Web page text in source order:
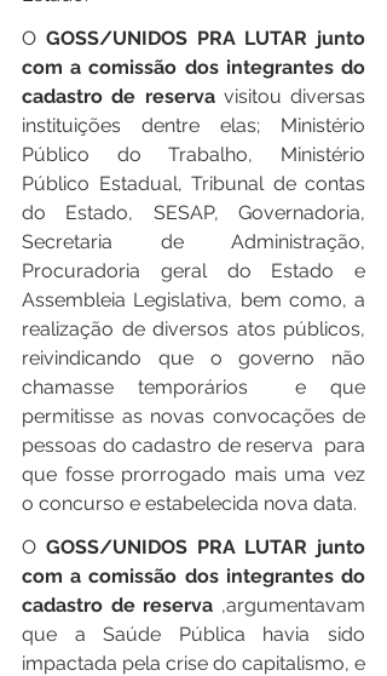
O GOSS/UNIDOS PRA LUTAR junto
com a comissão dos integrantes do
cadastro de reserva visitou diversas
instituições dentre elas; Ministério
Público do Trabalho, Ministério
Público Estadual, Tribunal de contas
do Estado, SESAP, Governadoria,
Secretaria de Administração,
Procuradoria geral do Estado e
Assembleia Legislativa, bem como, a
realização de diversos atos públicos,
reivindicando que o governo não
chamasse temporários  e que
permitisse as novas convocações de
pessoas do cadastro de reserva  para
que fosse prorrogado mais uma vez
o concurso e estabelecida nova data.
O GOSS/UNIDOS PRA LUTAR junto
com a comissão dos integrantes do
cadastro de reserva ,argumentavam
que a Saúde Pública havia sido
impactada pela crise do capitalismo, e